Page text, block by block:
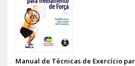
Manual de Técnicas de Exercício